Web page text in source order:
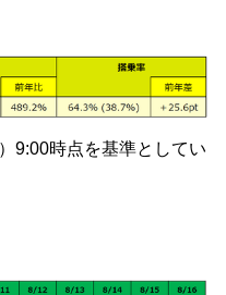
9:00時点を基準としてい